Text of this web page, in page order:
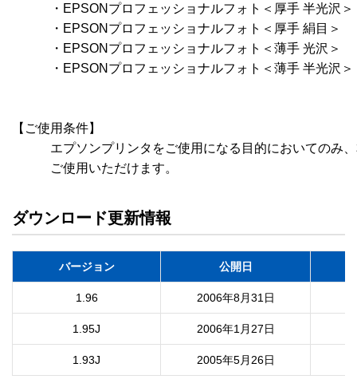
・EPSONプロフェッショナルフォト＜厚手 半光沢＞
・EPSONプロフェッショナルフォト＜厚手 絹目＞
・EPSONプロフェッショナルフォト＜薄手 光沢＞
・EPSONプロフェッショナルフォト＜薄手 半光沢＞
【ご使用条件】
エプソンプリンタをご使用になる目的においてのみ、
ダウンロード更新情報
バージョン 公開日
1.96 2006年8月31日
1.95J 2006年1月27日
1.93J 2005年5月26日